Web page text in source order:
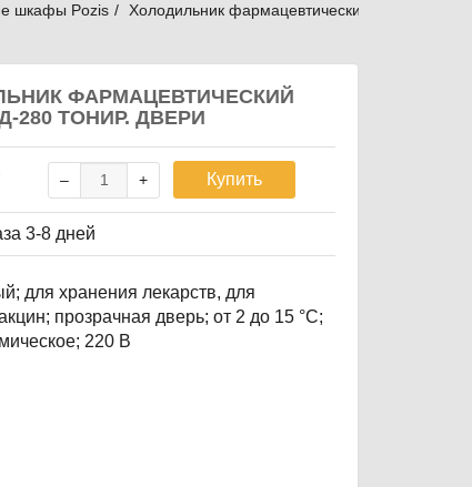
шкафы Pozis Холодильник фармацевтический POZIS ХФД-
ФАРМАЦЕВТИЧЕСКИЙ
280 ТОНИР. ДВЕРИ
Купить
3-8 дней
для хранения лекарств, для
прозрачная дверь; от 2 до 15 °C;
220 В